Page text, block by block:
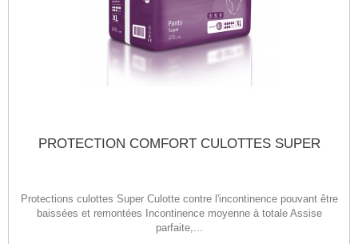
PROTECTION COMFORT CULOTTES SUPER
Protections culottes Super Culotte contre l'incontinence pouvant être
baissées et remontées Incontinence moyenne à totale Assise
parfaite,...